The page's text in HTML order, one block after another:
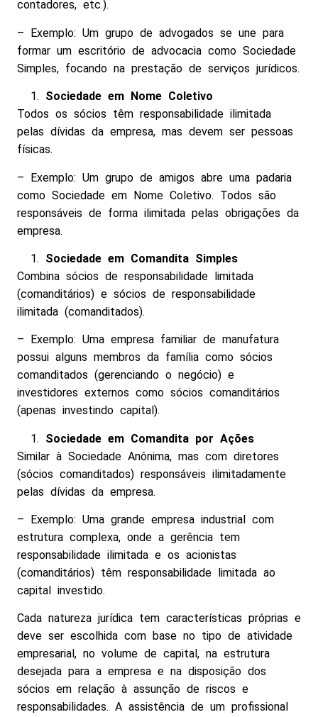
contadores, etc.).
– Exemplo: Um grupo de advogados se une para
formar um escritório de advocacia como Sociedade
Simples, focando na prestação de serviços jurídicos.
Sociedade em Nome Coletivo
Todos os sócios têm responsabilidade ilimitada
pelas dívidas da empresa, mas devem ser pessoas
físicas.
– Exemplo: Um grupo de amigos abre uma padaria
como Sociedade em Nome Coletivo. Todos são
responsáveis de forma ilimitada pelas obrigações da
empresa.
Sociedade em Comandita Simples
Combina sócios de responsabilidade limitada
(comanditários) e sócios de responsabilidade
ilimitada (comanditados).
– Exemplo: Uma empresa familiar de manufatura
possui alguns membros da família como sócios
comanditados (gerenciando o negócio) e
investidores externos como sócios comanditários
(apenas investindo capital).
Sociedade em Comandita por Ações
Similar à Sociedade Anônima, mas com diretores
(sócios comanditados) responsáveis ilimitadamente
pelas dívidas da empresa.
– Exemplo: Uma grande empresa industrial com
estrutura complexa, onde a gerência tem
responsabilidade ilimitada e os acionistas
(comanditários) têm responsabilidade limitada ao
capital investido.
Cada natureza jurídica tem características próprias e
deve ser escolhida com base no tipo de atividade
empresarial, no volume de capital, na estrutura
desejada para a empresa e na disposição dos
sócios em relação à assunção de riscos e
responsabilidades. A assistência de um profissional